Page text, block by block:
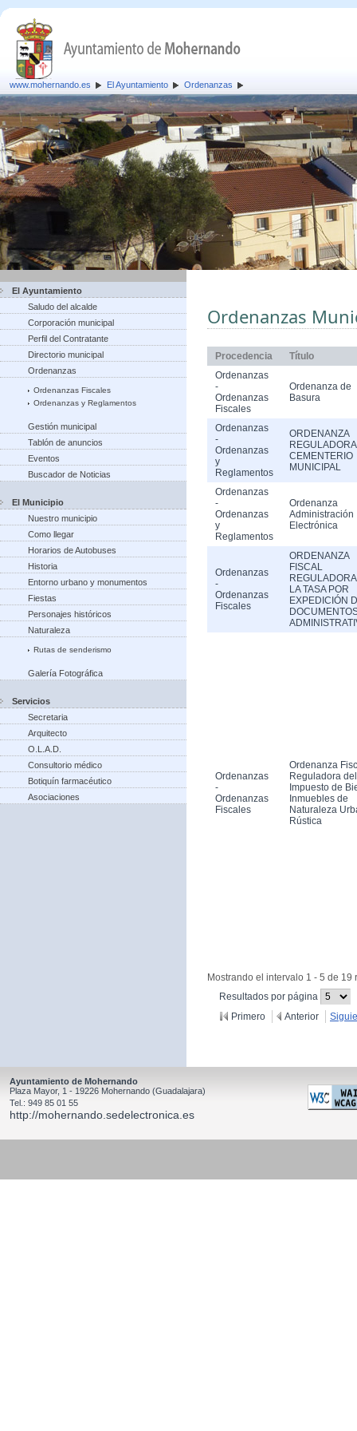
www.mohernando.es El Ayuntamiento Ordenanzas
El Ayuntamiento
Saludo del alcalde
Corporación municipal
Perfil del Contratante
Directorio municipal
Ordenanzas
Ordenanzas Fiscales
Ordenanzas y Reglamentos
Gestión municipal
Tablón de anuncios
Eventos
Buscador de Noticias
El Municipio
Nuestro municipio
Como llegar
Horarios de Autobuses
Historia
Entorno urbano y monumentos
Fiestas
Personajes históricos
Naturaleza
Rutas de senderismo
Galería Fotográfica
Servicios
Secretaria
Arquitecto
O.L.A.D.
Consultorio médico
Botiquín farmacéutico
Asociaciones
Ordenanzas
Procedencia
Título
Ordenanzas
-
Ordenanzas
Fiscales
Ordenanza de
Basura
Ordenanzas
-
Ordenanzas
y
Reglamentos
ORDENANZA
CEMENTERIO
MUNICIPAL
Ordenanzas
-
Ordenanzas
y
Reglamentos
Ordenanza
Administración
Electrónica
Ordenanzas
-
Ordenanzas
Fiscales
ORDENANZA
FISCAL
LA TASA POR
EXPEDICIÓN
Ordenanzas
-
Ordenanzas
Fiscales
Ordenanza
Reguladora del
Impuesto de
Inmuebles de
Naturaleza
Rústica
Mostrando el intervalo 1 - 5 de 19
Resultados por página
Primero
Anterior
Ayuntamiento de Mohernando
Plaza Mayor, 1 - 19226 Mohernando (Guadalajara)
Tel.: 949 85 01 55
http://mohernando.sedelectronica.es